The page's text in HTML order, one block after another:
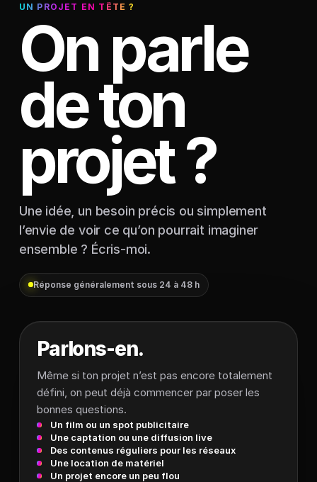
UN PROJET EN TÊTE ?
On parle
de ton
projet ?
Une idée, un besoin précis ou simplement
l’envie de voir ce qu’on pourrait imaginer
ensemble ? Écris-moi.
Réponse généralement sous 24 à 48 h
Parlons-en.
Même si ton projet n’est pas encore totalement
défini, on peut déjà commencer par poser les
bonnes questions.
Un film ou un spot publicitaire
Une captation ou une diffusion live
Des contenus réguliers pour les réseaux
Une location de matériel
Un projet encore un peu flou